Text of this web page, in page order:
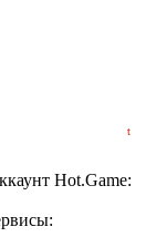
t
Hot.Game: